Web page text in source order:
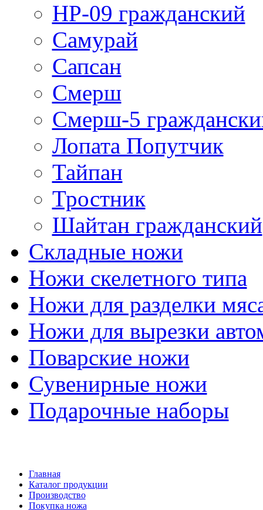
НР-09 гражданский
Самурай
Сапсан
Смерш
Смерш-5
Лопата Попутчик
Тайпан
Тростник
Шайтан гражданский
Складные ножи
Ножи скелетного типа
Ножи для разделки
Ножи для вырезки
Поварские ножи
Сувенирные ножи
Подарочные наборы
Главная
Каталог продукции
Производство
Покупка ножа